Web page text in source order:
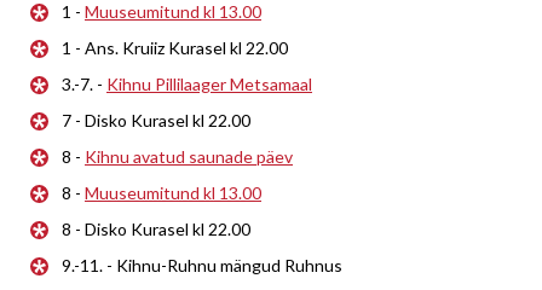
1 - Muuseumitund kl 13.00
1 - Ans. Kruiiz Kurasel kl 22.00
3.-7. - Kihnu Pillilaager Metsamaal
7 - Disko Kurasel kl 22.00
8 - Kihnu avatud saunade päev
8 - Muuseumitund kl 13.00
8 - Disko Kurasel kl 22.00
9.-11. - Kihnu-Ruhnu mängud Ruhnus